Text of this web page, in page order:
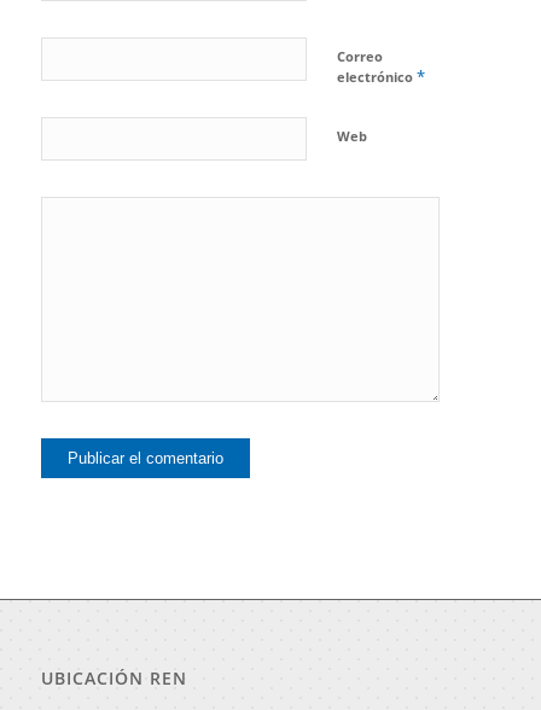
Correo
electrónico *
Web
UBICACIÓN REN